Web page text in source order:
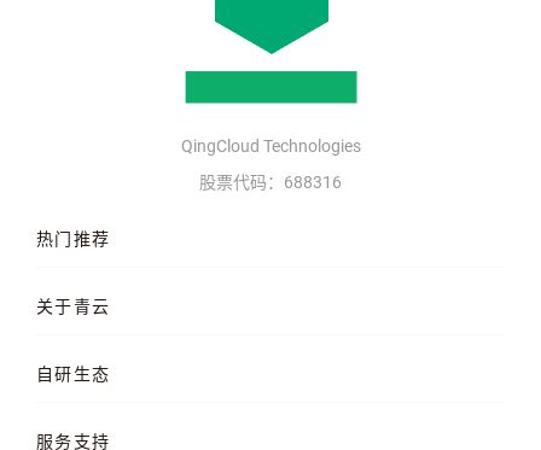
QingCloud Technologies
股票代码：688316
热门推荐
QKE 容器引擎
关于青云
品牌理念
自研生态
服务支持